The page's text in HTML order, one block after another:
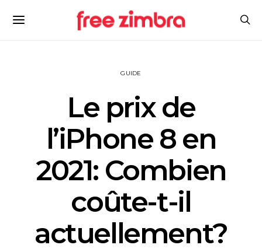
GUIDE
Le prix de
l’iPhone 8 en
2021: Combien
coûte-t-il
actuellement?